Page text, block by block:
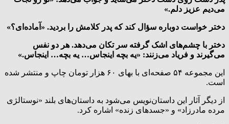
می‌دیم عزیز دلم.»
دختر خواست دوباره سؤال کند که پدر کلامش را بردید. «آماده‌ای؟»
دختر با چشم‌های اشک گرفته سر تکان می‌دهد. هر دو نفس
می‌گیرند و فریاد می‌زنند: «یه بچه اینجاس… یه بچه… اینجاس.»
این مجموعه ۵۴ صفحه‌ای با بهای ۶۰ هزار تومان چاپ و منتشر شده
است.
از دیگر آثار این داستان‌نویس می‌شود به داستان‌های بلند «نوستالژی
مرده‌ مادرزاد» و «جسدهای زنده» اشاره کرد.